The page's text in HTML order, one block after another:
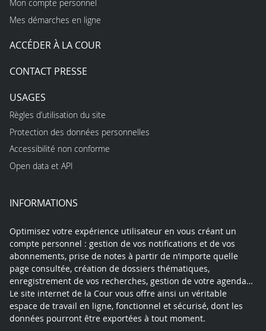
Mon compte personnel
Mes démarches en ligne
ACCÉDER À LA COUR
CONTACT PRESSE
USAGES
Règles d’utilisation du site
Protection des données personnelles
Accessibilité non conforme
Open data et API
INFORMATIONS
Optimisez votre expérience utilisateur en vous créant un
compte personnel : gestion de vos notifications et de vos
abonnements, prise de notes à partir de n’importe quelle
page consultée, création de dossiers thématiques,
enregistrement de vos recherches, gestion de votre agenda…
Le site internet de la Cour vous offre ainsi un véritable
espace de travail en ligne, fonctionnel et sécurisé, dont les
données pourront être exportées à tout moment.